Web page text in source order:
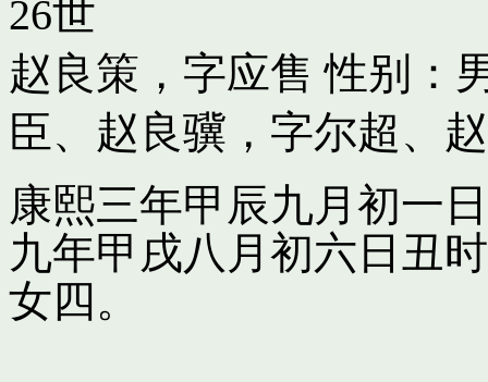
26世
赵良策，字应售 性别：
臣、 赵良骥，字尔超 、
康熙三年甲辰九月初一
九年甲戌八月初六日丑
女四。